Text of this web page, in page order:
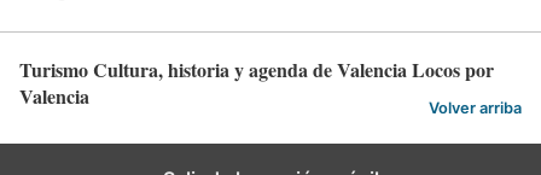
Turismo Cultura, historia y agenda de Valencia Locos por
Valencia
Volver arriba